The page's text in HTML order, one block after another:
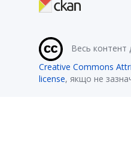
Весь контент
Creative Commons
license, якщо не